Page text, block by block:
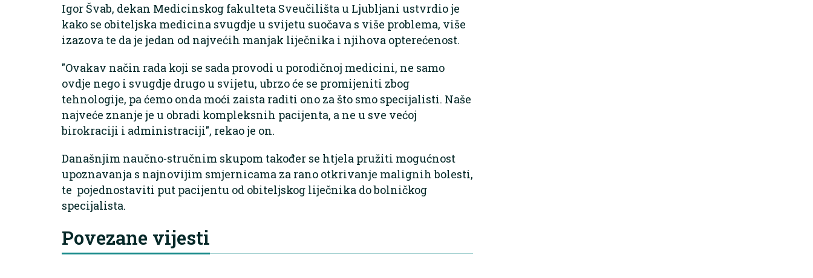
Igor Švab, dekan Medicinskog fakulteta Sveučilišta u Ljubljani ustvrdio je
kako se obiteljska medicina svugdje u svijetu suočava s više problema, više
izazova te da je jedan od najvećih manjak liječnika i njihova opterećenost.
"Ovakav način rada koji se sada provodi u porodičnoj medicini, ne samo
ovdje nego i svugdje drugo u svijetu, ubrzo će se promijeniti zbog
tehnologije, pa ćemo onda moći zaista raditi ono za što smo specijalisti. Naše
najveće znanje je u obradi kompleksnih pacijenta, a ne u sve većoj
birokraciji i administraciji", rekao je on.
Današnjim naučno-stručnim skupom također se htjela pružiti mogućnost
upoznavanja s najnovijim smjernicama za rano otkrivanje malignih bolesti,
te pojednostaviti put pacijentu od obiteljskog liječnika do bolničkog
specijalista.
Povezane vijesti